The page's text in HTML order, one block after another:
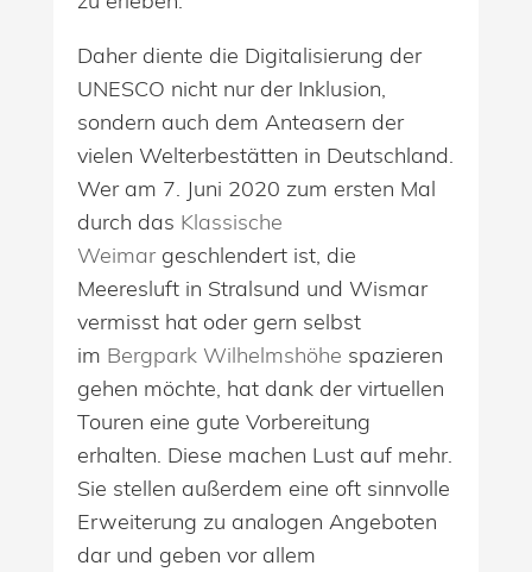
Daher diente die Digitalisierung der
UNESCO nicht nur der Inklusion,
sondern auch dem Anteasern der
vielen Welterbestätten in Deutschland.
Wer am 7. Juni 2020 zum ersten Mal
durch das Klassische
Weimargeschlendert ist, die
Meeresluft in Stralsund und Wismar
vermisst hat oder gern selbst
im Bergpark Wilhelmshöhe spazieren
gehen möchte, hat dank der virtuellen
Touren eine gute Vorbereitung
erhalten. Diese machen Lust auf mehr.
Sie stellen außerdem eine oft sinnvolle
Erweiterung zu analogen Angeboten
dar und geben vor allem